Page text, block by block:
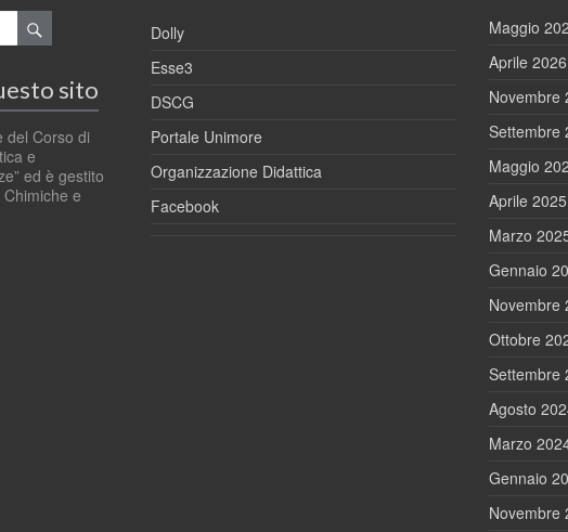
sito
del Corso di
e
ed è gestito
e
Dolly
Esse3
DSCG
Portale Unimore
Organizzazione Didattica
Facebook
Maggio
Aprile 2026
Novembre
Settembre
Maggio
Aprile 2025
Marzo
Gennaio
Novembre
Ottobre
Settembre
Agosto
Marzo
Gennaio
Novembre